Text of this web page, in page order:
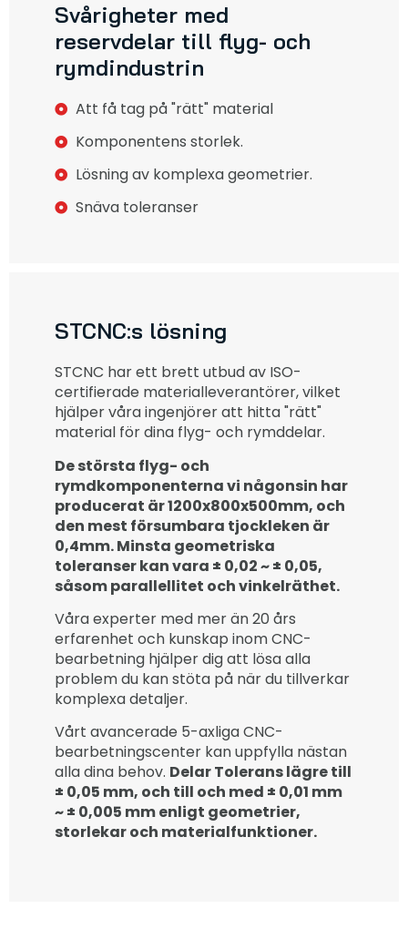
Svårigheter med
reservdelar till flyg- och
rymdindustrin
Att få tag på "rätt" material
Komponentens storlek.
Lösning av komplexa geometrier.
Snäva toleranser
STCNC:s lösning
STCNC har ett brett utbud av ISO-
certifierade materialleverantörer, vilket
hjälper våra ingenjörer att hitta "rätt"
material för dina flyg- och rymddelar.
De största flyg- och
rymdkomponenterna vi någonsin har
producerat är 1200x800x500mm, och
den mest försumbara tjockleken är
0,4mm. Minsta geometriska
toleranser kan vara ± 0,02 ~ ± 0,05,
såsom parallellitet och vinkelräthet.
Våra experter med mer än 20 års
erfarenhet och kunskap inom CNC-
bearbetning hjälper dig att lösa alla
problem du kan stöta på när du tillverkar
komplexa detaljer.
Vårt avancerade 5-axliga CNC-
bearbetningscenter kan uppfylla nästan
alla dina behov. Delar Tolerans lägre till
± 0,05 mm, och till och med ± 0,01 mm
~ ± 0,005 mm enligt geometrier,
storlekar och materialfunktioner.